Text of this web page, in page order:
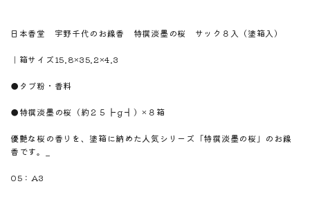
日本香堂 宇野千代のお線香 特撰淡墨の桜 サック８入（塗箱入）
｜箱サイズ15.8×35.2×4.3
●タブ粉・香料
●特撰淡墨の桜（約２５┣ｇ┫）×８箱
優艶な桜の香りを、塗箱に納めた人気シリーズ「特撰淡墨の桜」のお線
香です。_
05：A3